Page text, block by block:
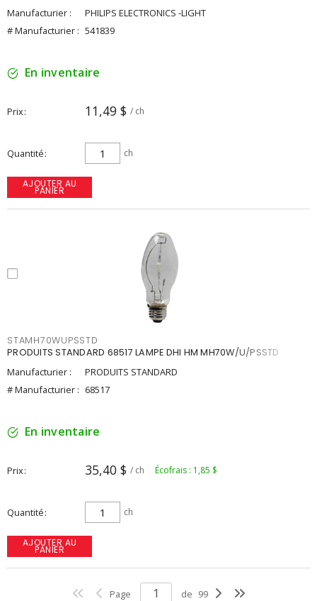
Manufacturier :
PHILIPS ELECTRONICS -LIGHT
# Manufacturier : 541839
En inventaire
Prix 11,49 $ / ch
Quantité ch
AJOUTER AU
PANIER
STAMH70WUPSSTD
PRODUITS STANDARD 68517 LAMPE DHI HM MH70W/U/PSSTD
Manufacturier :
PRODUITS STANDARD
# Manufacturier : 68517
En inventaire
Prix 35,40 $ / ch Écofrais : 1,85 $
Quantité ch
AJOUTER AU
PANIER
Page de 99